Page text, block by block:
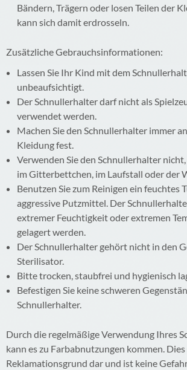
Bändern, Trägern oder losen Teilen der
kann sich damit erdrosseln.
Zusätzliche Gebrauchsinformationen:
Lassen Sie Ihr Kind mit dem
unbeaufsichtigt.
Der Schnullerhalter darf nicht als
verwendet werden.
Machen Sie den Schnullerhalter immer
Kleidung fest.
Verwenden Sie den Schnullerhalter
im Gitterbettchen, im Laufstall oder der
Benutzen Sie zum Reinigen ein feuchtes
aggressive Putzmittel. Der
extremer Feuchtigkeit oder extremen
gelagert werden.
Der Schnullerhalter gehört nicht in den
Sterilisator.
Bitte trocken, staubfrei und hygienisch
Befestigen Sie keine schweren
Schnullerhalter.
Durch die regelmäßige Verwendung Ihres
kann es zu Farbabnutzungen kommen.
Reklamationsgrund dar und ist keine